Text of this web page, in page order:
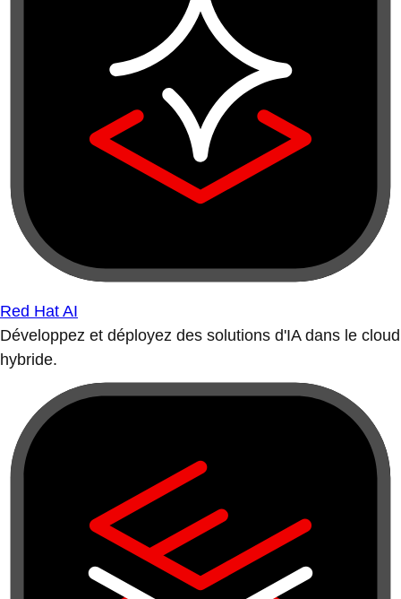
Red Hat AI
Développez et déployez des solutions d'IA dans le cloud
hybride.